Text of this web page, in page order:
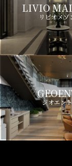
LIVIO
リビオメゾ
ジオエント